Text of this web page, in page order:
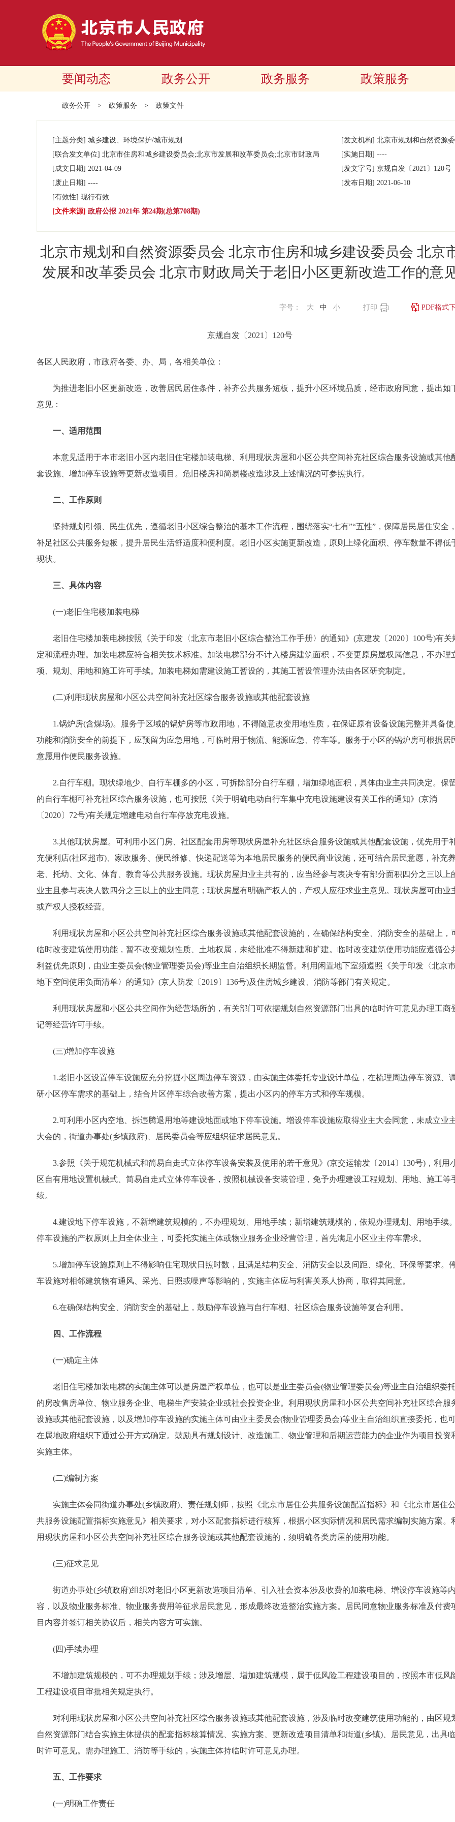
要闻动态 政务公开 政务服务 政策服务
政务公开 > 政策服务 > 政策文件
[主题分类] 城乡建设、环境保护/城市规划 [发文机构] 北京市规划和自然资源
[联合发文单位] 北京市住房和城乡建设委员会;北京市发展和改革委员会;北京市财政局 [实施日期] ----
[成文日期] 2021-04-09 [发文字号] 京规自发 〔2021〕 120号
[废止日期] ---- [发布日期] 2021-06-10
[有效性] 现行有效
[文件来源] 政府公报 2021年 第24期(总第708期)
北京市规划和自然资源委员会 北京市住房和城乡建设委员会 北京
发展和改革委员会 北京市财政局关于老旧小区更新改造工作的意
PDF格式
打印
字号： 大 中 小
京规自发〔2021〕120号
各区人民政府，市政府各委、办、局，各相关单位：
为推进老旧小区更新改造，改善居民居住条件，补齐公共服务短板，提升小区环境品质，经市政府同意，提出如
意见：
一、适用范围
本意见适用于本市老旧小区内老旧住宅楼加装电梯、利用现状房屋和小区公共空间补充社区综合服务设施或其他
套设施、增加停车设施等更新改造项目。危旧楼房和简易楼改造涉及上述情况的可参照执行。
二、工作原则
坚持规划引领、民生优先，遵循老旧小区综合整治的基本工作流程，围绕落实“七有”“五性”，保障居民居住安全，
补足社区公共服务短板，提升居民生活舒适度和便利度。老旧小区实施更新改造，原则上绿化面积、停车数量不得低
现状。
三、具体内容
(一)老旧住宅楼加装电梯
老旧住宅楼加装电梯按照《关于印发〈北京市老旧小区综合整治工作手册〉的通知》(京建发〔2020〕100号)有关
定和流程办理。加装电梯应符合相关技术标准。加装电梯部分不计入楼房建筑面积，不变更原房屋权属信息，不办理
项、规划、用地和施工许可手续。加装电梯如需建设施工暂设的，其施工暂设管理办法由各区研究制定。
(二)利用现状房屋和小区公共空间补充社区综合服务设施或其他配套设施
1.锅炉房(含煤场)。服务于区域的锅炉房等市政用地，不得随意改变用地性质，在保证原有设备设施完整并具备使
功能和消防安全的前提下，应预留为应急用地，可临时用于物流、能源应急、停车等。服务于小区的锅炉房可根据居
意愿用作便民服务设施。
2.自行车棚。现状绿地少、自行车棚多的小区，可拆除部分自行车棚，增加绿地面积，具体由业主共同决定。保
的自行车棚可补充社区综合服务设施，也可按照《关于明确电动自行车集中充电设施建设有关工作的通知》(京消
〔2020〕72号)有关规定增建电动自行车停放充电设施。
3.其他现状房屋。可利用小区门房、社区配套用房等现状房屋补充社区综合服务设施或其他配套设施，优先用于
充便利店(社区超市)、家政服务、便民维修、快递配送等为本地居民服务的便民商业设施，还可结合居民意愿，补充
老、托幼、文化、体育、教育等公共服务设施。现状房屋归业主共有的，应当经参与表决专有部分面积四分之三以上
业主且参与表决人数四分之三以上的业主同意；现状房屋有明确产权人的，产权人应征求业主意见。现状房屋可由业
或产权人授权经营。
利用现状房屋和小区公共空间补充社区综合服务设施或其他配套设施的，在确保结构安全、消防安全的基础上，
临时改变建筑使用功能，暂不改变规划性质、土地权属，未经批准不得新建和扩建。临时改变建筑使用功能应遵循公
利益优先原则，由业主委员会(物业管理委员会)等业主自治组织长期监督。利用闲置地下室须遵照《关于印发〈北京
地下空间使用负面清单〉的通知》(京人防发〔2019〕136号)及住房城乡建设、消防等部门有关规定。
利用现状房屋和小区公共空间作为经营场所的，有关部门可依据规划自然资源部门出具的临时许可意见办理工商
记等经营许可手续。
(三)增加停车设施
1.老旧小区设置停车设施应充分挖掘小区周边停车资源，由实施主体委托专业设计单位，在梳理周边停车资源、
研小区停车需求的基础上，结合片区停车综合改善方案，提出小区内的停车方式和停车规模。
2.可利用小区内空地、拆违腾退用地等建设地面或地下停车设施。增设停车设施应取得业主大会同意，未成立业
大会的，街道办事处(乡镇政府)、居民委员会等应组织征求居民意见。
3.参照《关于规范机械式和简易自走式立体停车设备安装及使用的若干意见》(京交运输发〔2014〕130号)，利用
区自有用地设置机械式、简易自走式立体停车设备，按照机械设备安装管理，免予办理建设工程规划、用地、施工等
续。
4.建设地下停车设施，不新增建筑规模的，不办理规划、用地手续；新增建筑规模的，依规办理规划、用地手续。
停车设施的产权原则上归全体业主，可委托实施主体或物业服务企业经营管理，首先满足小区业主停车需求。
5.增加停车设施原则上不得影响住宅现状日照时数，且满足结构安全、消防安全以及间距、绿化、环保等要求。
车设施对相邻建筑物有通风、采光、日照或噪声等影响的，实施主体应与利害关系人协商，取得其同意。
6.在确保结构安全、消防安全的基础上，鼓励停车设施与自行车棚、社区综合服务设施等复合利用。
四、工作流程
(一)确定主体
老旧住宅楼加装电梯的实施主体可以是房屋产权单位，也可以是业主委员会(物业管理委员会)等业主自治组织委
的房改售房单位、物业服务企业、电梯生产安装企业或社会投资企业。利用现状房屋和小区公共空间补充社区综合服
设施或其他配套设施，以及增加停车设施的实施主体可由业主委员会(物业管理委员会)等业主自治组织直接委托，也
在属地政府组织下通过公开方式确定。鼓励具有规划设计、改造施工、物业管理和后期运营能力的企业作为项目投资
实施主体。
(二)编制方案
实施主体会同街道办事处(乡镇政府)、责任规划师，按照《北京市居住公共服务设施配置指标》和《北京市居住公
共服务设施配置指标实施意见》相关要求，对小区配套指标进行核算，根据小区实际情况和居民需求编制实施方案。
用现状房屋和小区公共空间补充社区综合服务设施或其他配套设施的，须明确各类房屋的使用功能。
(三)征求意见
街道办事处(乡镇政府)组织对老旧小区更新改造项目清单、引入社会资本涉及收费的加装电梯、增设停车设施等内
容，以及物业服务标准、物业服务费用等征求居民意见，形成最终改造整治实施方案。居民同意物业服务标准及付费
目内容并签订相关协议后，相关内容方可实施。
(四)手续办理
不增加建筑规模的，可不办理规划手续；涉及增层、增加建筑规模，属于低风险工程建设项目的，按照本市低风
工程建设项目审批相关规定执行。
对利用现状房屋和小区公共空间补充社区综合服务设施或其他配套设施，涉及临时改变建筑使用功能的，由区规
自然资源部门结合实施主体提供的配套指标核算情况、实施方案、更新改造项目清单和街道(乡镇)、居民意见，出具临
时许可意见。需办理施工、消防等手续的，实施主体持临时许可意见办理。
五、工作要求
(一)明确工作责任